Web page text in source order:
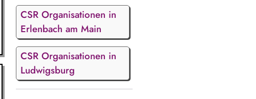
CSR Organisationen in
Erlenbach am Main
CSR Organisationen in
Ludwigsburg